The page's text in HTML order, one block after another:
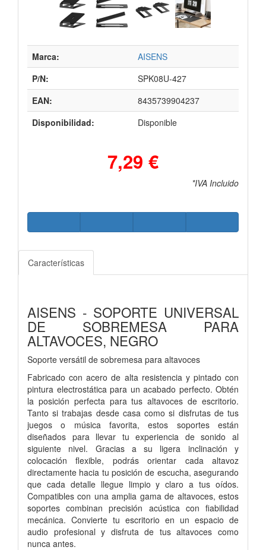
Marca:
AISENS
P/N:
SPK08U-427
EAN:
8435739904237
Disponibilidad:
Disponible
7,29 €
*IVA Incluido
Características
AISENS - SOPORTE UNIVERSAL
DE SOBREMESA PARA
ALTAVOCES, NEGRO
Soporte versátil de sobremesa para altavoces
Fabricado con acero de alta resistencia y pintado con
pintura electrostática para un acabado perfecto. Obtén
la posición perfecta para tus altavoces de escritorio.
Tanto si trabajas desde casa como si disfrutas de tus
juegos o música favorita, estos soportes están
diseñados para llevar tu experiencia de sonido al
siguiente nivel. Gracias a su ligera inclinación y
colocación flexible, podrás orientar cada altavoz
directamente hacia tu posición de escucha, asegurando
que cada detalle llegue limpio y claro a tus oídos.
Compatibles con una amplia gama de altavoces, estos
soportes combinan precisión acústica con fiabilidad
mecánica. Convierte tu escritorio en un espacio de
audio profesional y disfruta de tus altavoces como
nunca antes.